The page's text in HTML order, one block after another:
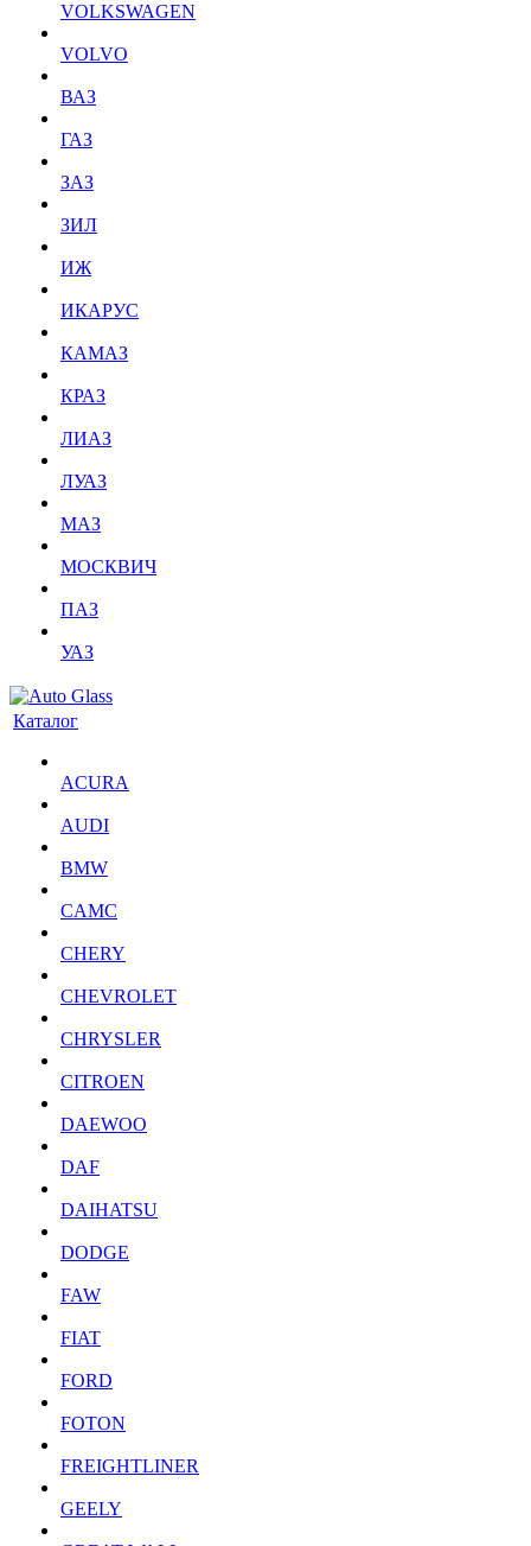
VOLKSWAGEN
VOLVO
ВАЗ
ГАЗ
ЗАЗ
ЗИЛ
ИЖ
ИКАРУС
КАМАЗ
КРАЗ
ЛИАЗ
ЛУАЗ
МАЗ
МОСКВИЧ
ПАЗ
УАЗ
Каталог
ACURA
AUDI
BMW
CAMC
CHERY
CHEVROLET
CHRYSLER
CITROEN
DAEWOO
DAF
DAIHATSU
DODGE
FAW
FIAT
FORD
FOTON
FREIGHTLINER
GEELY